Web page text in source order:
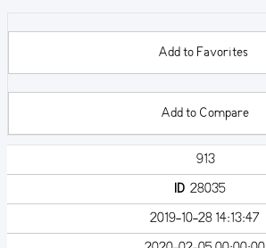
Add to Favorites
Add to Compare
913
ID28035
2019-10-28 14:13:47